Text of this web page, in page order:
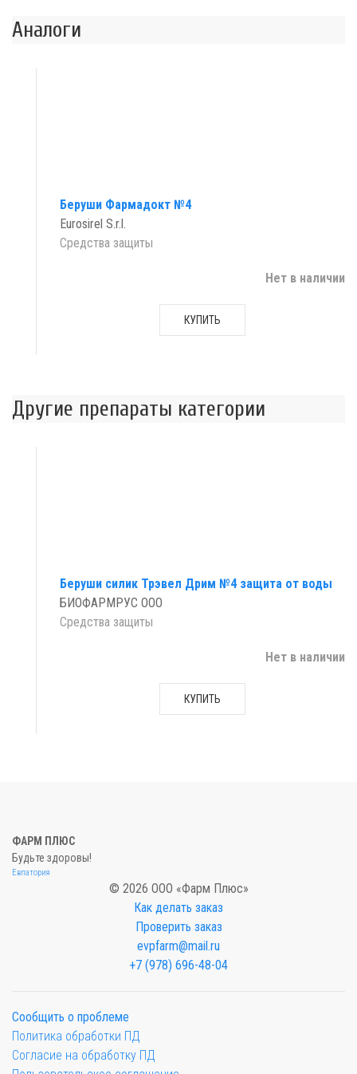
Аналоги
Беруши Фармадокт №4
Eurosirel S.r.l.
Средства защиты
Нет в наличии
КУПИТЬ
Другие препараты категории
Беруши силик Трэвел Дрим №4 защита от воды
БИОФАРМРУС ООО
Средства защиты
Нет в наличии
КУПИТЬ
ФАРМ ПЛЮС
Будьте здоровы!
Евпатория
© 2026 ООО «Фарм Плюс»
Как делать заказ
Проверить заказ
evpfarm@mail.ru
+7 (978) 696-48-04
Сообщить о проблеме
Политика обработки ПД
Согласие на обработку ПД